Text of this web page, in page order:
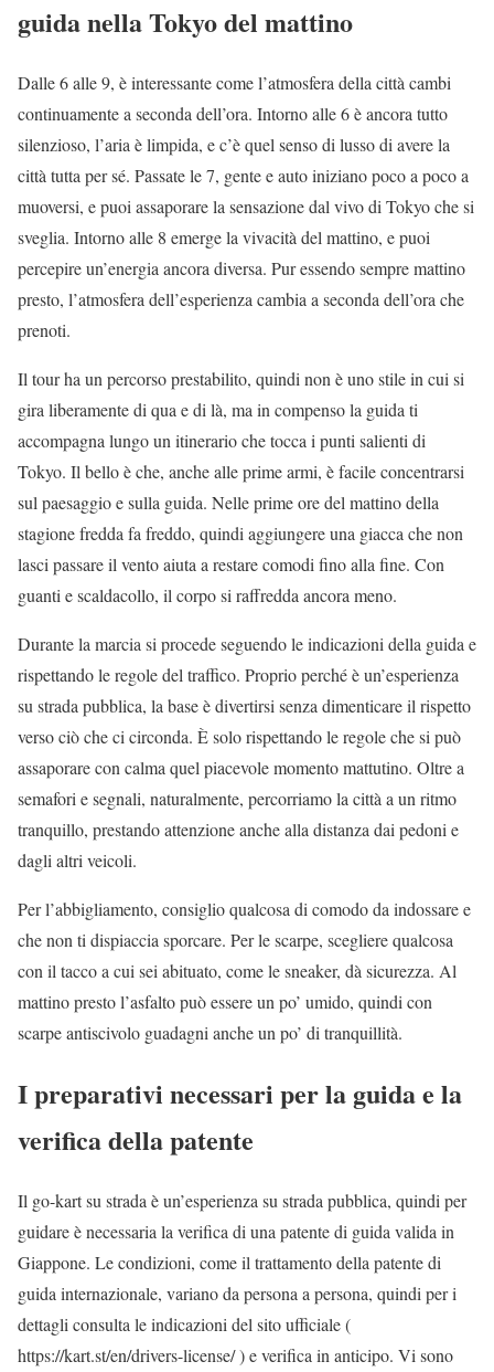
guida nella Tokyo del mattino
Dalle 6 alle 9, è interessante come l’atmosfera della città cambi
continuamente a seconda dell’ora. Intorno alle 6 è ancora tutto
silenzioso, l’aria è limpida, e c’è quel senso di lusso di avere la
città tutta per sé. Passate le 7, gente e auto iniziano poco a poco a
muoversi, e puoi assaporare la sensazione dal vivo di Tokyo che si
sveglia. Intorno alle 8 emerge la vivacità del mattino, e puoi
percepire un’energia ancora diversa. Pur essendo sempre mattino
presto, l’atmosfera dell’esperienza cambia a seconda dell’ora che
prenoti.
Il tour ha un percorso prestabilito, quindi non è uno stile in cui si
gira liberamente di qua e di là, ma in compenso la guida ti
accompagna lungo un itinerario che tocca i punti salienti di
Tokyo. Il bello è che, anche alle prime armi, è facile concentrarsi
sul paesaggio e sulla guida. Nelle prime ore del mattino della
stagione fredda fa freddo, quindi aggiungere una giacca che non
lasci passare il vento aiuta a restare comodi fino alla fine. Con
guanti e scaldacollo, il corpo si raffredda ancora meno.
Durante la marcia si procede seguendo le indicazioni della guida e
rispettando le regole del traffico. Proprio perché è un’esperienza
su strada pubblica, la base è divertirsi senza dimenticare il rispetto
verso ciò che ci circonda. È solo rispettando le regole che si può
assaporare con calma quel piacevole momento mattutino. Oltre a
semafori e segnali, naturalmente, percorriamo la città a un ritmo
tranquillo, prestando attenzione anche alla distanza dai pedoni e
dagli altri veicoli.
Per l’abbigliamento, consiglio qualcosa di comodo da indossare e
che non ti dispiaccia sporcare. Per le scarpe, scegliere qualcosa
con il tacco a cui sei abituato, come le sneaker, dà sicurezza. Al
mattino presto l’asfalto può essere un po’ umido, quindi con
scarpe antiscivolo guadagni anche un po’ di tranquillità.
I preparativi necessari per la guida e la
verifica della patente
Il go-kart su strada è un’esperienza su strada pubblica, quindi per
guidare è necessaria la verifica di una patente di guida valida in
Giappone. Le condizioni, come il trattamento della patente di
guida internazionale, variano da persona a persona, quindi per i
dettagli consulta le indicazioni del sito ufficiale (
https://kart.st/en/drivers-license/ ) e verifica in anticipo. Vi sono